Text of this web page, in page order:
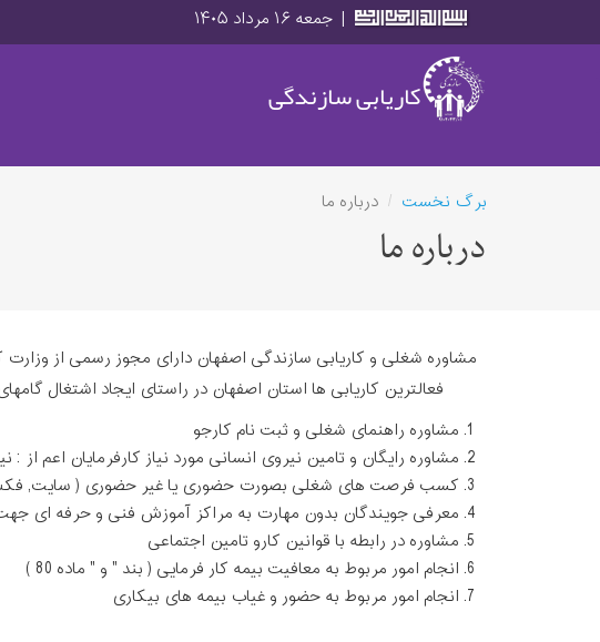
| جمعه ۱۶ مرداد ۱۴۰۵
کاریابی سازندگی
برگ نخست درباره ما
درباره ما
فعالترین کاریابی ها استان اصفهان در راستای ایجاد اشتغال
مشاوره راهنمای شغلی و ثبت نام کارجو
مشاوره رایگان و تامین نیروی انسانی مورد نیاز کارفرمایان
کسب فرصت های شغلی بصورت حضوری یا غیر حضوری ( سایت, فکس,
معرفی جویندگان بدون مهارت به مراکز آموزش فنی و حرفه ای
مشاوره در رابطه با قوانین کارو تامین اجتماعی
انجام امور مربوط به معافیت بیمه کار فرمایی ( بند " و " ماده 80 )
انجام امور مربوط به حضور و غیاب بیمه های بیکاری